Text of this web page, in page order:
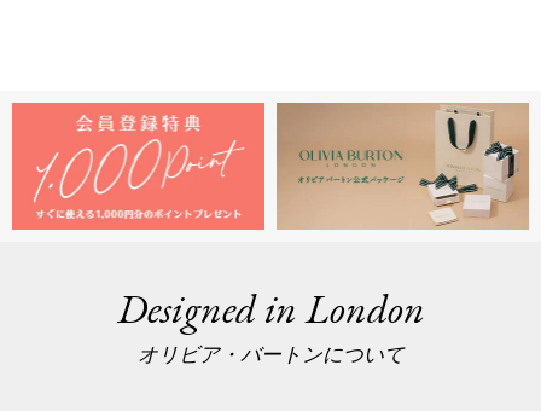
Designed in London
オリビア・バートンについて